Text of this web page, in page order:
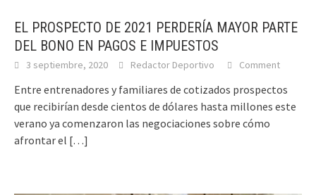
EL PROSPECTO DE 2021 PERDERÍA MAYOR PARTE
DEL BONO EN PAGOS E IMPUESTOS
3 septiembre, 2020 Redactor Deportivo Comment
Entre entrenadores y familiares de cotizados prospectos
que recibirían desde cientos de dólares hasta millones este
verano ya comenzaron las negociaciones sobre cómo
afrontar el […]